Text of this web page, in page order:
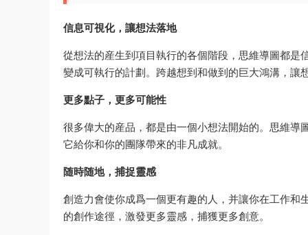
信息可視化，讓想法落地
從想法的産生到項目執行的各個階段，思維導圖都
變成可執行的計劃。跨越想到和做到的巨大鴻溝，讓
更多點子，更多可能性
很多偉大的産品，都是由一個小想法開始的。思維
它給你和你的團隊帶來的非凡成就。
随時随地，捕捉靈感
創造力會使你成爲一個更有趣的人，并讓你在工作
的創作途徑，激發更多靈感，捕獲更多創意。